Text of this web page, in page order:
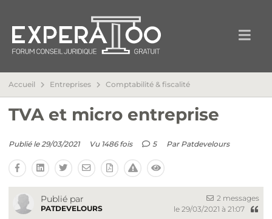
Accueil Entreprises Comptabilité & fiscalité
TVA et micro entreprise
Publié le 29/03/2021 Vu 1486 fois 5 Par Patdevelours
Publié par
PATDEVELOURS
2 messages
le 29/03/2021 à 21:07